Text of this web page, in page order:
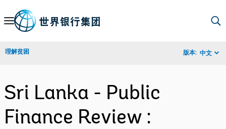
Skip
Navigation
理解贫困 版本: 中文
Sri Lanka - Public
Finance Review :